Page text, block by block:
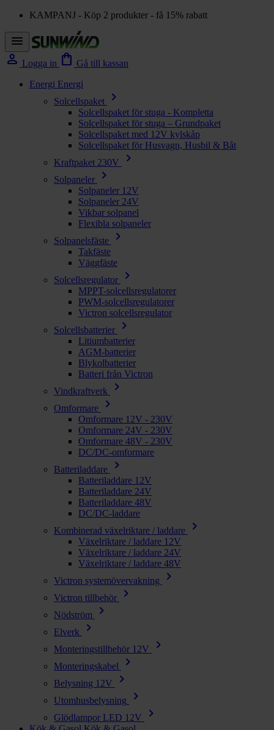
KAMPANJ - Köp 2 produkter - få 15% rabatt
menu
person Logga in shopping_bag Gå till kassan
Energi Energi
Solcellspaket
chevron_right
Solcellspaket för stuga - Kompletta
Solcellspaket för stuga – Grundpaket
Solcellspaket med 12V kylskåp
Solcellspaket för Husvagn, Husbil & Båt
Kraftpaket 230V
chevron_right
Solpaneler chevron_right
Solpaneler 12V
Solpaneler 24V
Vikbar solpanel
Flexibla solpaneler
Solpanelsfäste
chevron_right
Takfäste
Väggfäste
Solcellsregulator
chevron_right
MPPT-solcellsregulatorer
PWM-solcellsregulatorer
Victron solcellsregulator
Solcellsbatterier
chevron_right
Litiumbatterier
AGM-batterier
Blykolbatterier
Batteri från Victron
Vindkraftverk
chevron_right
Omformare chevron_right
Omformare 12V - 230V
Omformare 24V - 230V
Omformare 48V - 230V
DC/DC-omformare
Batteriladdare
chevron_right
Batteriladdare 12V
Batteriladdare 24V
Batteriladdare 48V
DC/DC-laddare
Kombinerad växelriktare / laddare
chevron_right
Växelriktare / laddare 12V
Växelriktare / laddare 24V
Växelriktare / laddare 48V
Victron systemövervakning
chevron_right
Victron tillbehör chevron_right
Nödström chevron_right
Elverk chevron_right
Monteringstillbehör 12V chevron_right
Monteringskabel chevron_right
Belysning 12V chevron_right
Utomhusbelysning chevron_right
Glödlampor LED 12V chevron_right